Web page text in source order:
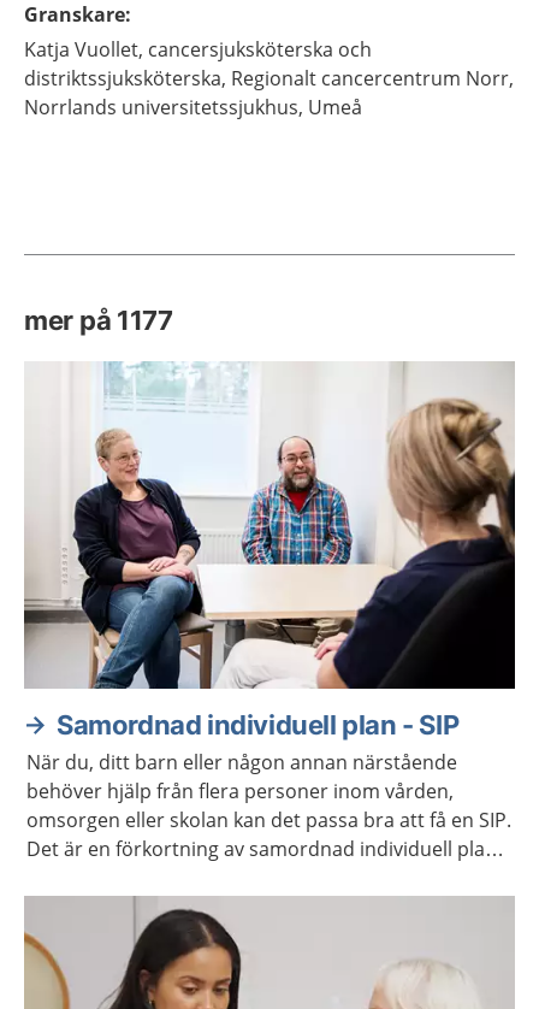
Granskare:
Katja Vuollet, cancersjuksköterska och
distriktssjuksköterska, Regionalt cancercentrum Norr,
Norrlands universitetssjukhus, Umeå
mer på 1177
Samordnad individuell plan - SIP
När du, ditt barn eller någon annan närstående
behöver hjälp från flera personer inom vården,
omsorgen eller skolan kan det passa bra att få en SIP.
Det är en förkortning av samordnad individuell plan.